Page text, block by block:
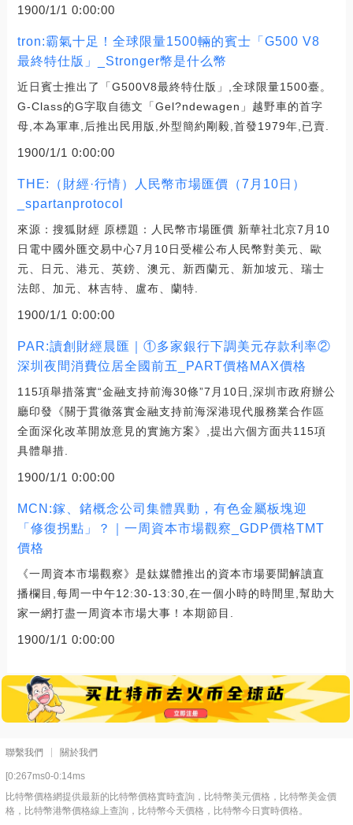
1900/1/1 0:00:00
tron:霸氣十足！全球限量1500輛的賓士「G500 V8
最終特仕版」_Stronger幣是什么幣
近日賓士推出了「G500V8最終特仕版」,全球限量1500臺。
G-Class的G字取自德文「Gel?ndewagen」越野車的首字
母,本為軍車,后推出民用版,外型簡約剛毅,首發1979年,已賣.
1900/1/1 0:00:00
THE:（財經·行情）人民幣市場匯價（7月10日）
_spartanprotocol
來源：搜狐財經 原標題：人民幣市場匯價 新華社北京7月10
日電中國外匯交易中心7月10日受權公布人民幣對美元、歐
元、日元、港元、英鎊、澳元、新西蘭元、新加坡元、瑞士
法郎、加元、林吉特、盧布、蘭特.
1900/1/1 0:00:00
PAR:讀創財經晨匯｜①多家銀行下調美元存款利率②
深圳夜間消費位居全國前五_PART價格MAX價格
115項舉措落實“金融支持前海30條”7月10日,深圳市政府辦公
廳印發《關于貫徹落實金融支持前海深港現代服務業合作區
全面深化改革開放意見的實施方案》,提出六個方面共115項
具體舉措.
1900/1/1 0:00:00
MCN:鎵、鍺概念公司集體異動，有色金屬板塊迎
「修復拐點」？｜一周資本市場觀察_GDP價格TMT
價格
《一周資本市場觀察》是鈦媒體推出的資本市場要聞解讀直
播欄目,每周一中午12:30-13:30,在一個小時的時間里,幫助大
家一網打盡一周資本市場大事！本期節目.
1900/1/1 0:00:00
聯繫我們 關於我們
[0:267ms0-0:14ms
比特幣價格網提供最新的比特幣價格實時査詢，比特幣美元價格，比特幣美金價
格，比特幣港幣價格線上查詢，比特幣今天價格，比特幣今日實時價格。